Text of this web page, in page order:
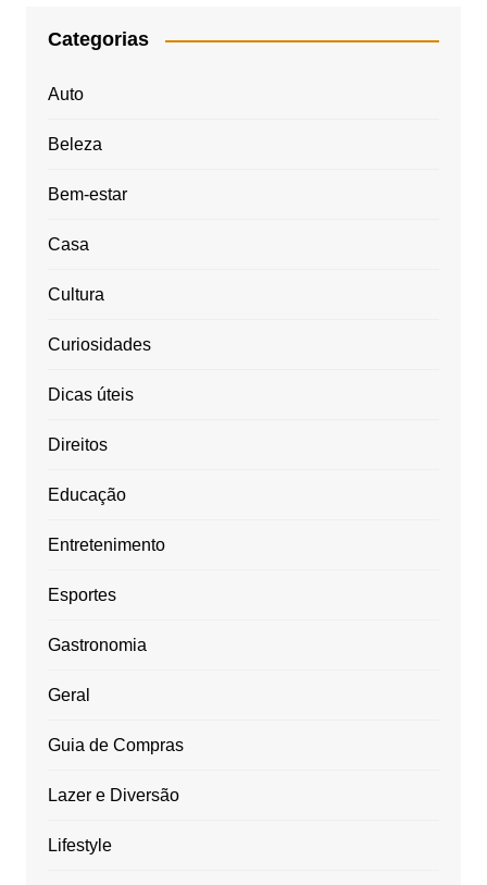
Categorias
Auto
Beleza
Bem-estar
Casa
Cultura
Curiosidades
Dicas úteis
Direitos
Educação
Entretenimento
Esportes
Gastronomia
Geral
Guia de Compras
Lazer e Diversão
Lifestyle